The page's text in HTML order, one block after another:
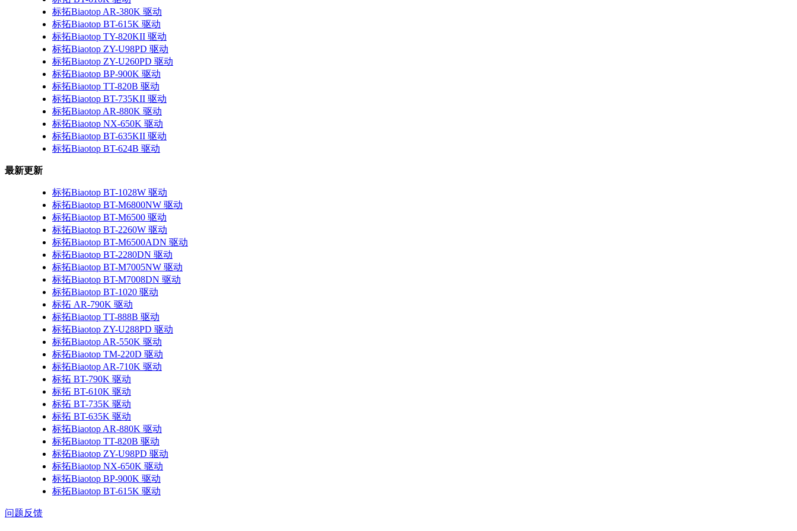
标拓Biaotop AR-380K 驱动
标拓Biaotop BT-615K 驱动
标拓Biaotop TY-820KII 驱动
标拓Biaotop ZY-U98PD 驱动
标拓Biaotop ZY-U260PD 驱动
标拓Biaotop BP-900K 驱动
标拓Biaotop TT-820B 驱动
标拓Biaotop BT-735KII 驱动
标拓Biaotop AR-880K 驱动
标拓Biaotop NX-650K 驱动
标拓Biaotop BT-635KII 驱动
标拓Biaotop BT-624B 驱动
最新更新
标拓Biaotop BT-1028W 驱动
标拓Biaotop BT-M6800NW 驱动
标拓Biaotop BT-M6500 驱动
标拓Biaotop BT-2260W 驱动
标拓Biaotop BT-M6500ADN 驱动
标拓Biaotop BT-2280DN 驱动
标拓Biaotop BT-M7005NW 驱动
标拓Biaotop BT-M7008DN 驱动
标拓Biaotop BT-1020 驱动
标拓 AR-790K 驱动
标拓Biaotop TT-888B 驱动
标拓Biaotop ZY-U288PD 驱动
标拓Biaotop AR-550K 驱动
标拓Biaotop TM-220D 驱动
标拓Biaotop AR-710K 驱动
标拓 BT-790K 驱动
标拓 BT-610K 驱动
标拓 BT-735K 驱动
标拓 BT-635K 驱动
标拓Biaotop AR-880K 驱动
标拓Biaotop TT-820B 驱动
标拓Biaotop ZY-U98PD 驱动
标拓Biaotop NX-650K 驱动
标拓Biaotop BP-900K 驱动
标拓Biaotop BT-615K 驱动
问题反馈